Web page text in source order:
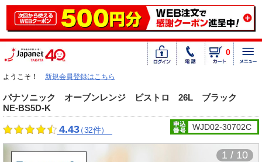
0
ようこそ！ 新規会員登録はこちら
パナソニック オーブンレンジ ビストロ 26L ブラック
NE-BS5D-K
4.43（32件） WJD02-30702C
1 / 10